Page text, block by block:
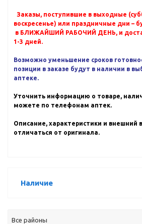
Заказы, поступившие в выходные
воскресенье) или праздничные дни –
в БЛИЖАЙШИЙ РАБОЧИЙ ДЕНЬ, и
1-3 дней.
Возможно уменьшение сроков
позиции в заказе будут в наличии в
аптеке.
Уточнить информацию о товаре,
можете по телефонам аптек.
Описание, характеристики и внешний
отличаться от оригинала.
Наличие
Все районы